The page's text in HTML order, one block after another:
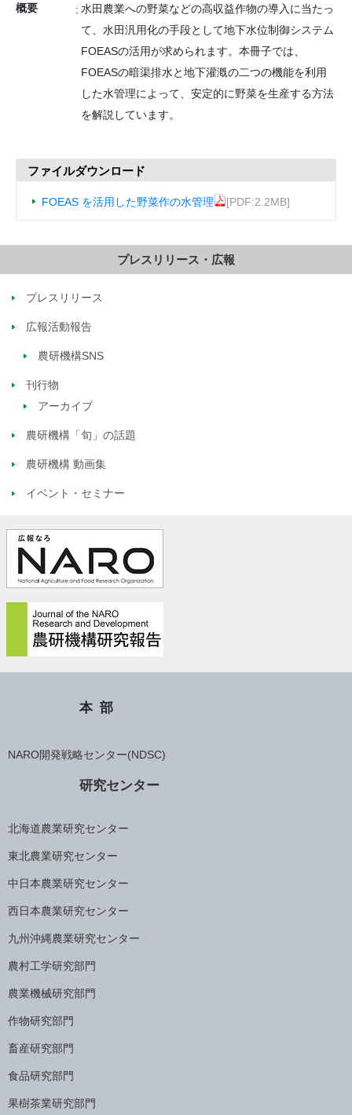
概要
水田農業への野菜などの高収益作物の導入に当たっ
て、水田汎用化の手段として地下水位制御システム
FOEASの活用が求められます。本冊子では、
FOEASの暗渠排水と地下灌漑の二つの機能を利用
した水管理によって、安定的に野菜を生産する方法
を解説しています。
ファイルダウンロード
FOEAS を活用した野菜作の水管理 [PDF:2.2MB]
プレスリリース・広報
プレスリリース
広報活動報告
農研機構SNS
刊行物
アーカイブ
農研機構「旬」の話題
農研機構 動画集
イベント・セミナー
本部
NARO開発戦略センター(NDSC)
研究センター
北海道農業研究センター
東北農業研究センター
中日本農業研究センター
西日本農業研究センター
九州沖縄農業研究センター
農村工学研究部門
農業機械研究部門
作物研究部門
畜産研究部門
食品研究部門
果樹茶業研究部門